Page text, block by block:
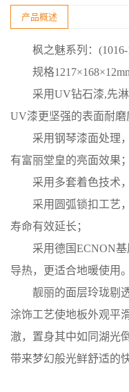
产品概述
枫之魅系列：
规格
采用UV钻石漆,先
UV漆更坚强的表面耐磨
采用钢琴漆面处理
有富丽堂皇的亮面效果；
采用多套着色技术
采用圆弧锁扣工艺
寿命有效延长；
采用德国ECNON
导热，更适合地暖使用。
靓丽的面层玲珑剔
涂饰工艺使地板外观平
澈，置身其中如同湖光
带来梦幻般光鲜舒适的快